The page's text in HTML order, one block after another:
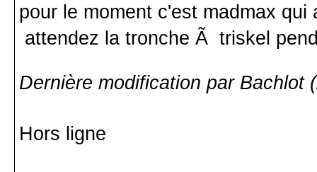
pour le moment c'est madmax
attendez la tronche Ã triskel
Dernière modification par Bachlot
Hors ligne